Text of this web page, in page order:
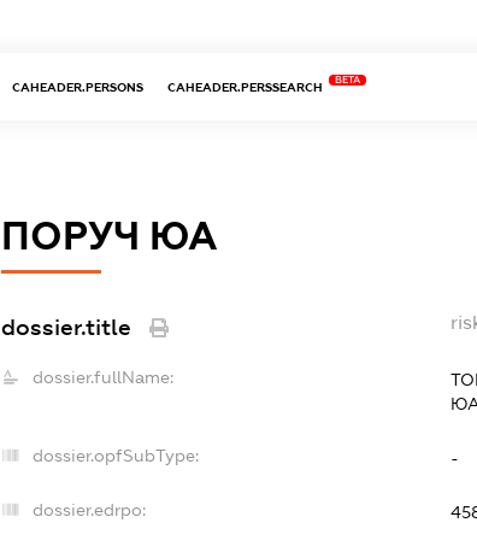
CAHEADER.PERSONS CAHEADER.PERSSEARCH
BETA
ПОРУЧ ЮА
dossier.title
dossier.fullName:
dossier.opfSubType: -
dossier.edrpo: